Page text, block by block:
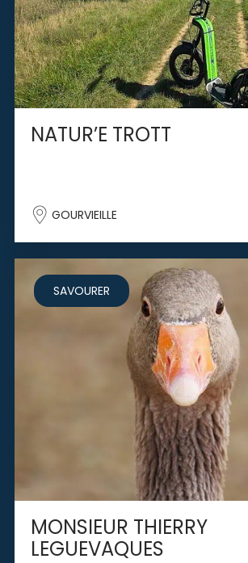
NATUR’E TROTT
GOURVIEILLE
SAVOURER
MONSIEUR THIERRY
LEGUEVAQUES